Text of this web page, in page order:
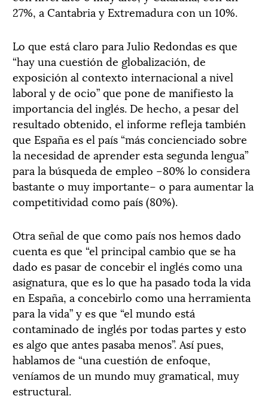
27%, a Cantabria y Extremadura con un 10%.
Lo que está claro para Julio Redondas es que
“hay una cuestión de globalización, de
exposición al contexto internacional a nivel
laboral y de ocio” que pone de manifiesto la
importancia del inglés. De hecho, a pesar del
resultado obtenido, el informe refleja también
que España es el país “más concienciado sobre
la necesidad de aprender esta segunda lengua”
para la búsqueda de empleo –80% lo considera
bastante o muy importante– o para aumentar la
competitividad como país (80%).
Otra señal de que como país nos hemos dado
cuenta es que “el principal cambio que se ha
dado es pasar de concebir el inglés como una
asignatura, que es lo que ha pasado toda la vida
en España, a concebirlo como una herramienta
para la vida” y es que “el mundo está
contaminado de inglés por todas partes y esto
es algo que antes pasaba menos”. Así pues,
hablamos de “una cuestión de enfoque,
veníamos de un mundo muy gramatical, muy
estructural.